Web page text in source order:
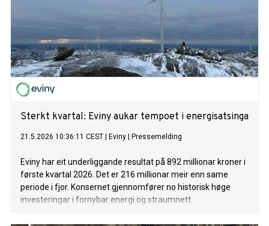
Sterkt kvartal: Eviny aukar tempoet i energisatsinga
21.5.2026 10:36:11 CEST Eviny Pressemelding
Eviny har eit underliggande resultat på 892 millionar kroner i
første kvartal 2026. Det er 216 millionar meir enn same
periode i fjor. Konsernet gjennomfører no historisk høge
investeringar i fornybar energi og straumnett.